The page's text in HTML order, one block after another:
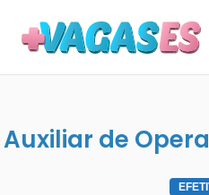
Auxiliar de